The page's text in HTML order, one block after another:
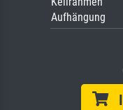
Aufhängung